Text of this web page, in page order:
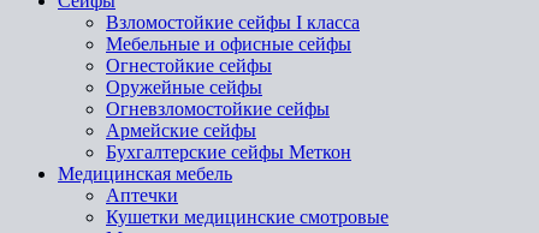
Взломостойкие сейфы I класса
Мебельные и офисные сейфы
Огнестойкие сейфы
Оружейные сейфы
Огневзломостойкие сейфы
Армейские сейфы
Бухгалтерские сейфы Меткон
Медицинская мебель
Аптечки
Кушетки медицинские смотровые